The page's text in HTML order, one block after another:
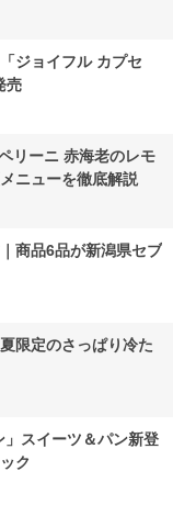
ジョイフル カプセ
売
リーニ 赤海老のレモ
ニューを徹底解説
商品6品が新潟県セブ
限定のさっぱり冷た
」スイーツ＆パン新登
ク